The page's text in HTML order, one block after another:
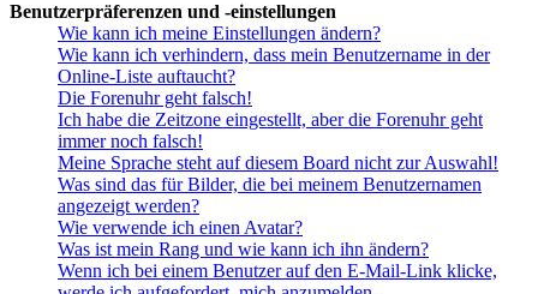
Benutzerpräferenzen und -einstellungen
Wie kann ich meine Einstellungen ändern?
Wie kann ich verhindern, dass mein Benutzername in der
Online-Liste auftaucht?
Die Forenuhr geht falsch!
Ich habe die Zeitzone eingestellt, aber die Forenuhr geht
immer noch falsch!
Meine Sprache steht auf diesem Board nicht zur Auswahl!
Was sind das für Bilder, die bei meinem Benutzernamen
angezeigt werden?
Wie verwende ich einen Avatar?
Was ist mein Rang und wie kann ich ihn ändern?
Wenn ich bei einem Benutzer auf den E-Mail-Link klicke,